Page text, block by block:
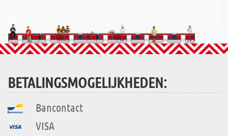
BETALINGSMOGELIJKHEDEN:
Bancontact
VISA